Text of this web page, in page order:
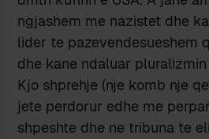
ngjashem me nazistet dhe
lider te pazevendesueshem
dhe kane ndaluar
Kjo shprehje (nje komb nje
jete perdorur edhe me
shpeshte dhe ne tribuna te